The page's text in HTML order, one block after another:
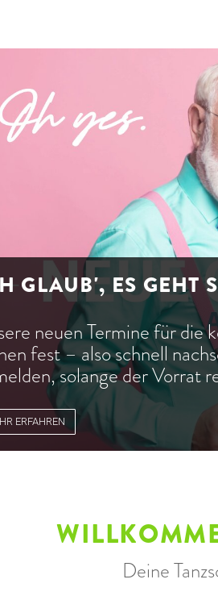
GLAUB', ES GEHT
neuen Termine für die
fest – also schnell
solange der Vorrat
ERFAHREN
Deine